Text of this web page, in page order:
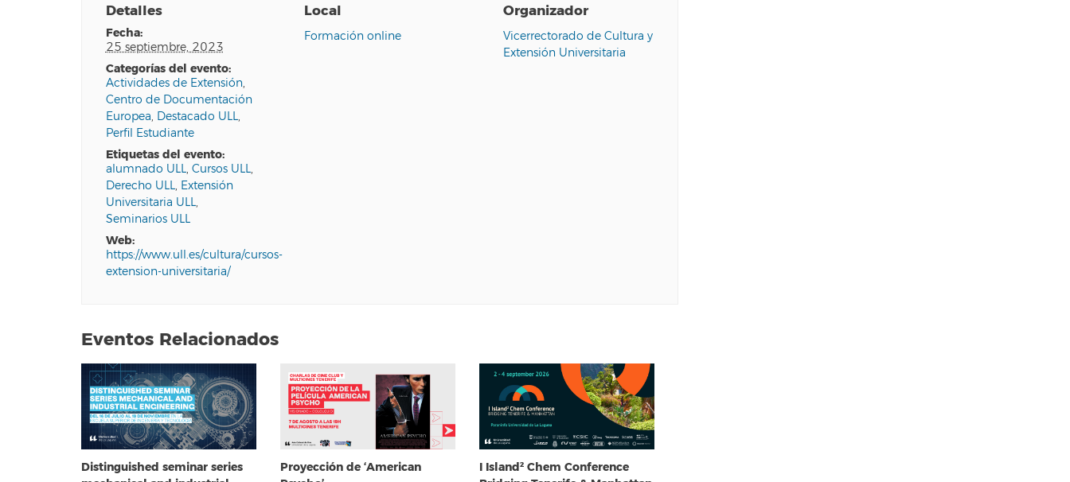
Detalles
fecha:
25 septiembre, 2023
categorías del evento:
Actividades de Extensión,
Centro de Documentación
Europea, Destacado ULL,
Perfil Estudiante
etiquetas del evento:
alumnado ULL, Cursos ULL,
Derecho ULL, Extensión
Universitaria ULL,
Seminarios ULL
web:
https://www.ull.es/cultura/cursos-
extension-universitaria/
Local
Formación online
Organizador
Vicerrectorado de Cultura y
Extensión Universitaria
Eventos Relacionados
Distinguished seminar series
Proyección de ‘American
I Island² Chem Conference